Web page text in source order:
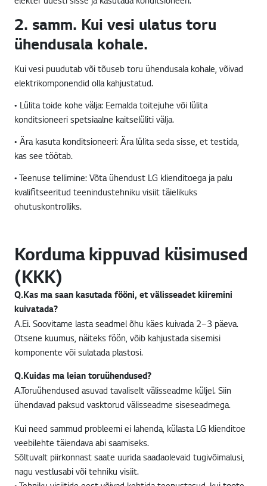
2. samm. Kui vesi ulatus toru
ühendusala kohale.
Kui vesi puudutab või tõuseb toru ühendusala kohale, võivad
elektrikomponendid olla kahjustatud.
• Lülita toide kohe välja: Eemalda toitejuhe või lülita
konditsioneeri spetsiaalne kaitselüliti välja.
• Ära kasuta konditsioneeri: Ära lülita seda sisse, et testida,
kas see töötab.
• Teenuse tellimine: Võta ühendust LG klienditoega ja palu
kvalifitseeritud teenindustehniku visiit täielikuks
ohutuskontrolliks.
Korduma kippuvad küsimused
(KKK)
Q.Kas ma saan kasutada fööni, et välisseadet kiiremini
kuivatada?
A.Ei. Soovitame lasta seadmel õhu käes kuivada 2–3 päeva.
Otsene kuumus, näiteks föön, võib kahjustada sisemisi
komponente või sulatada plastosi.
Q.Kuidas ma leian toruühendused?
A.Toruühendused asuvad tavaliselt välisseadme küljel. Siin
ühendavad paksud vasktorud välisseadme siseseadmega.
Kui need sammud probleemi ei lahenda, külasta LG klienditoe
veebilehte täiendava abi saamiseks.
Sõltuvalt piirkonnast saate uurida saadaolevaid tugivõimalusi,
nagu vestlusabi või tehniku visiit.